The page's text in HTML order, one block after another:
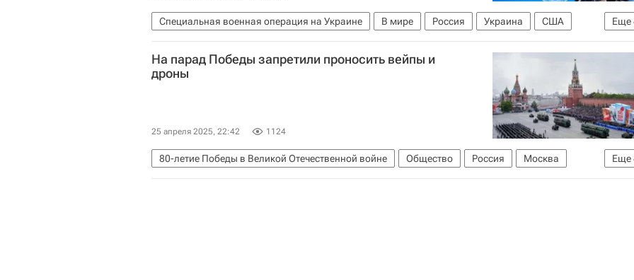
Еще
Специальная военная операция на Украине В мире Россия Украина
США
Владимир Зеленский
Дональд Трамп
Мария Захарова
Министерство иностранных дел Российской Федерации (МИД РФ)
На парад Победы запретили проносить вейпы и
дроны
25 апреля 2025, 22:42 1124
Еще
80-летие Победы в Великой Отечественной войне Общество Россия
Москва
Безопасность
День Победы
День Победы. Подготовка к празднику